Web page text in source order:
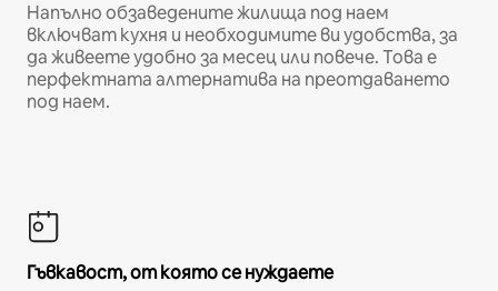
Напълно обзаведените жилища под наем
включват кухня и необходимите ви удобства, за
да живеете удобно за месец или повече. Това е
перфектната алтернатива на преотдаването
под наем.
Гъвкавост, от която се нуждаете